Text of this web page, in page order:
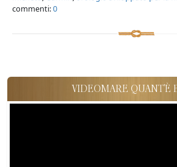
commenti:0
VIDEOMARE QUANT'È